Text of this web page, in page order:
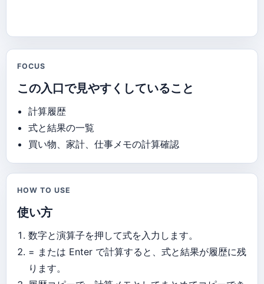
FOCUS
この入口で見やすくしていること
計算履歴
式と結果の一覧
買い物、家計、仕事メモの計算確認
HOW TO USE
使い方
数字と演算子を押して式を入力します。
= または Enter で計算すると、式と結果が履歴に残
ります。